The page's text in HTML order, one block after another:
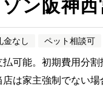
ン阪神西
金なし ペット相談可
可能。初期費用分
は家主強制でない